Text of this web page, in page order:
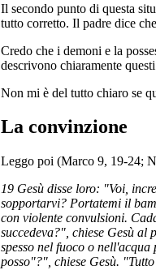
Il secondo punto di questa
tutto corretto. Il padre dice
Credo che i demoni e la
descrivono chiaramente
Non mi è del tutto chiaro se
La convinzione
Leggo poi (Marco 9, 19-24;
19 Gesù disse loro: "Voi,
sopportarvi? Portatemi il
con violente convulsioni.
succedeva?", chiese Gesù
spesso nel fuoco o
posso"?", chiese Gesù.